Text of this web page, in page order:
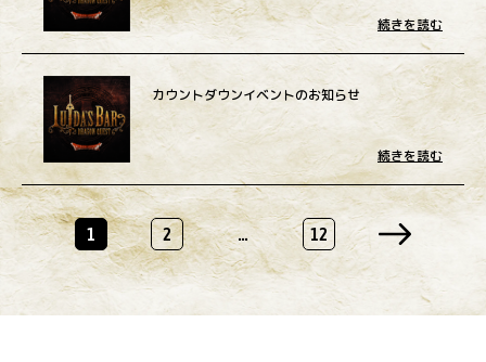
続きを読む
カウントダウンイベントのお知らせ
続きを読む
投
1 2 … 12